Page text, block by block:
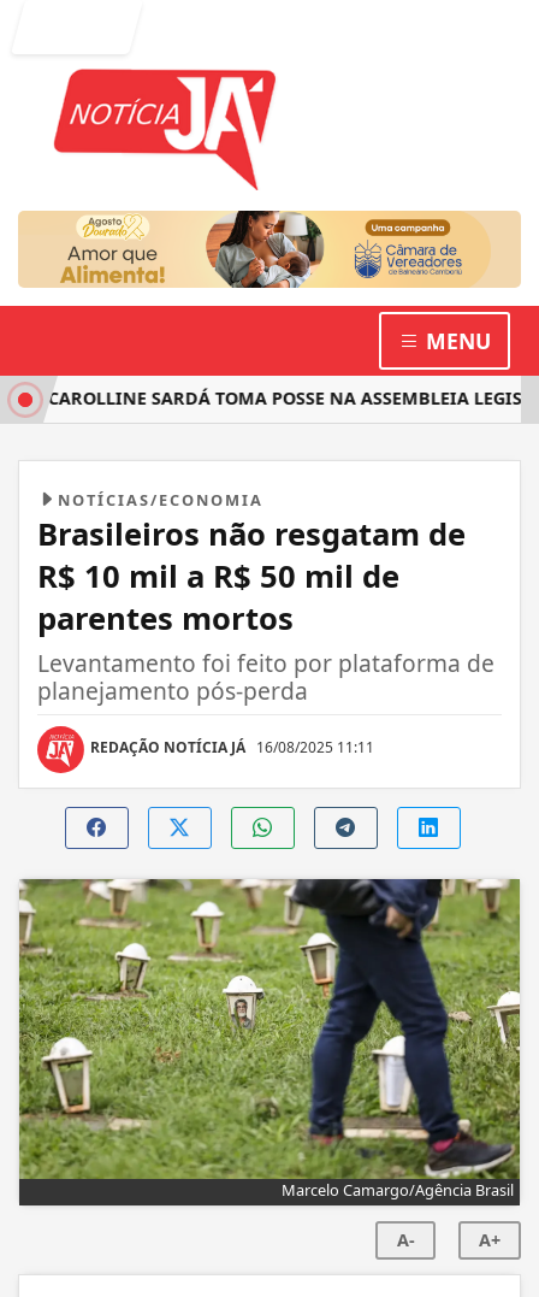
MENU
CAROLLINE SARDÁ TOMA POSSE NA ASSEMBLEIA
NOTÍCIAS/ECONOMIA
Brasileiros não resgatam de
R$ 10 mil a R$ 50 mil de
parentes mortos
Levantamento foi feito por plataforma de
planejamento pós-perda
REDAÇÃO NOTÍCIA JÁ 16/08/2025 11:11
Marcelo Camargo/Agência Brasil
A- A+